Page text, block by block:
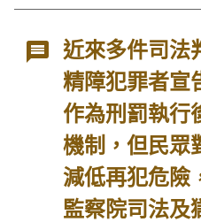
近來多件司法
精障犯罪者宣
作為刑罰執行
機制，但民眾
減低再犯危險
監察院司法及